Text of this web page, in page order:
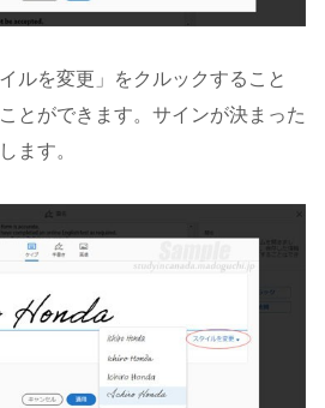
ルを変更」をクルックすること
とができます。サインが決まった
ます。